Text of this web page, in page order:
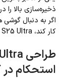
ذخیره‌سازی بالا را
اگر به دنبال
کار کند، Galaxy S25 Ultra یکی از بهترین انتخاب‌های بازار است.
استحکام در